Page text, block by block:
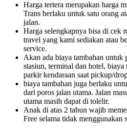
Harga tertera merupakan harga
Trans berlaku untuk satu orang
jalan.
Harga selengkapnya bisa di cek
travel yang kami sediakan atau
service.
Akan ada biaya tambahan untuk
stasiun, terminal dan hotel, biaya
parkir kendaraan saat pickup/
biaya tambahan juga berlaku
dari poros jalan utama. Jalan
utama masih dapat di tolelir.
Anak di atas 2 tahun wajib
Free selama tidak menggunakan